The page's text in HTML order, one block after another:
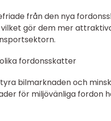
från den nya
gör dem mer
fordonsskatter
bilmarknaden och
för miljövänliga fordon